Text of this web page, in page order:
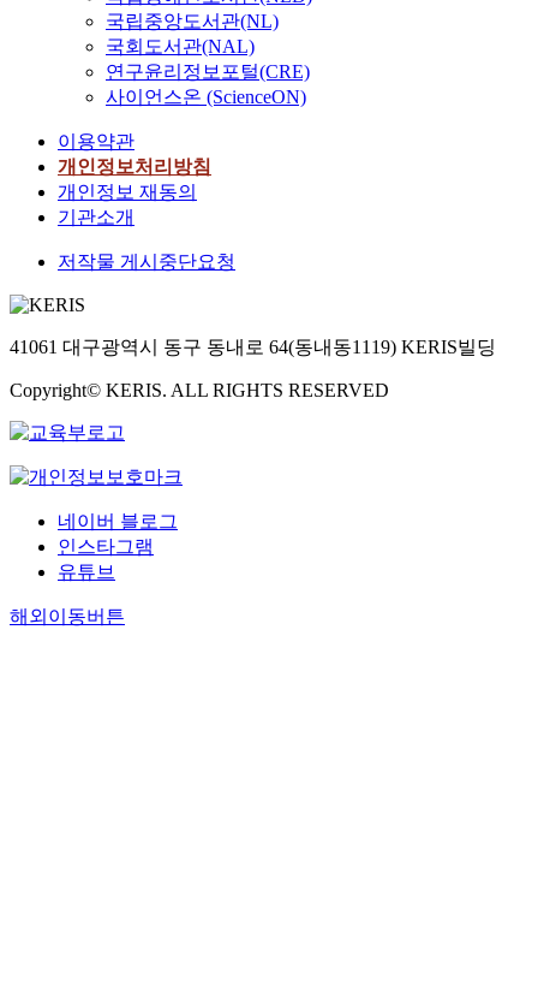
국립중앙도서관(NL)
국회도서관(NAL)
연구윤리정보포털(CRE)
사이언스온 (ScienceON)
이용약관
개인정보처리방침
개인정보 재동의
기관소개
저작물 게시중단요청
41061 대구광역시 동구 동내로 64(동내동1119) KERIS빌딩
Copyright© KERIS. ALL RIGHTS RESERVED
네이버 블로그
인스타그램
유튜브
해외이동버튼